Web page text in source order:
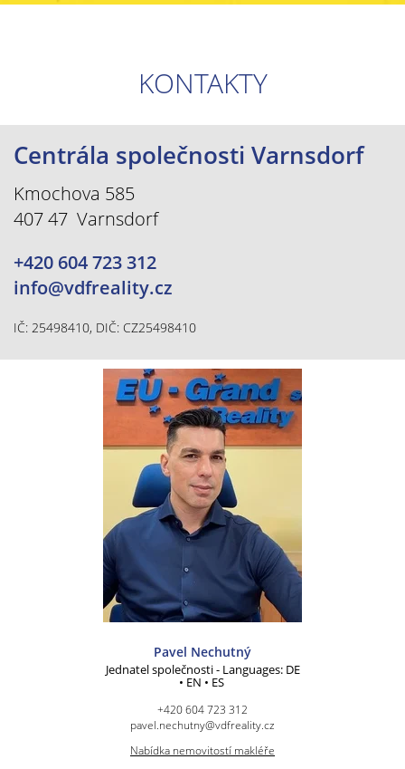
KONTAKTY
Centrála společnosti Varnsdorf
Kmochova 585
407 47 Varnsdorf
+420 604 723 312
info@vdfreality.cz
IČ: 25498410, DIČ: CZ25498410
Pavel Nechutný
Jednatel společnosti - Languages: DE
• EN • ES
+420 604 723 312
pavel.nechutny@vdfreality.cz
Nabídka nemovitostí makléře